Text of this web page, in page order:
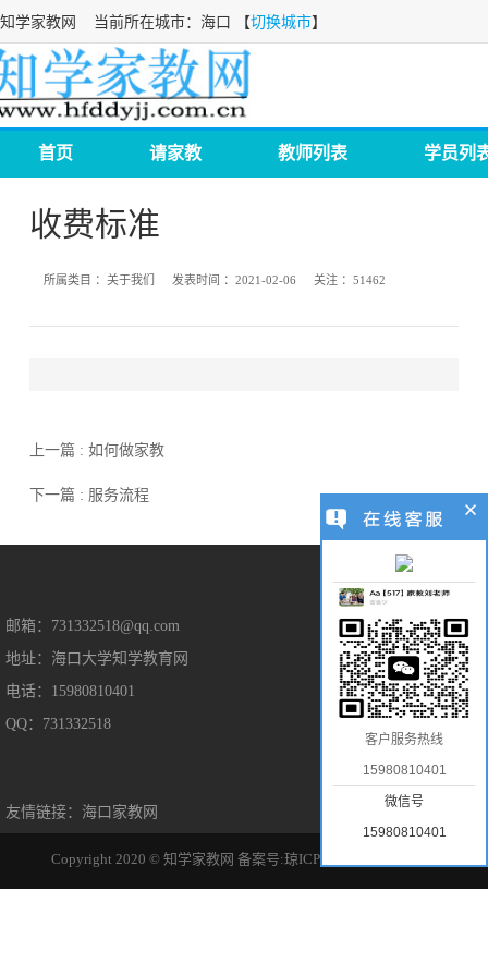
知学家教网 当前所在城市：海口 【切换城市】
首页 请家教 教师列表 学员列
收费标准
所属类目 ：关于我们 发表时间 ：2021-02-06 关注 ：51462
上一篇 : 如何做家教
下一篇 : 服务流程
邮箱：731332518@qq.com
地址：海口大学知学教育网
电话：15980810401
QQ：731332518
售后保障
售后服务
隐私保护
友情链接： 海口家教网
Copyright 2020 © 知学家教网 备案号:琼ICP备2022014963号-1
客户服务热线
15980810401
微信号
15980810401